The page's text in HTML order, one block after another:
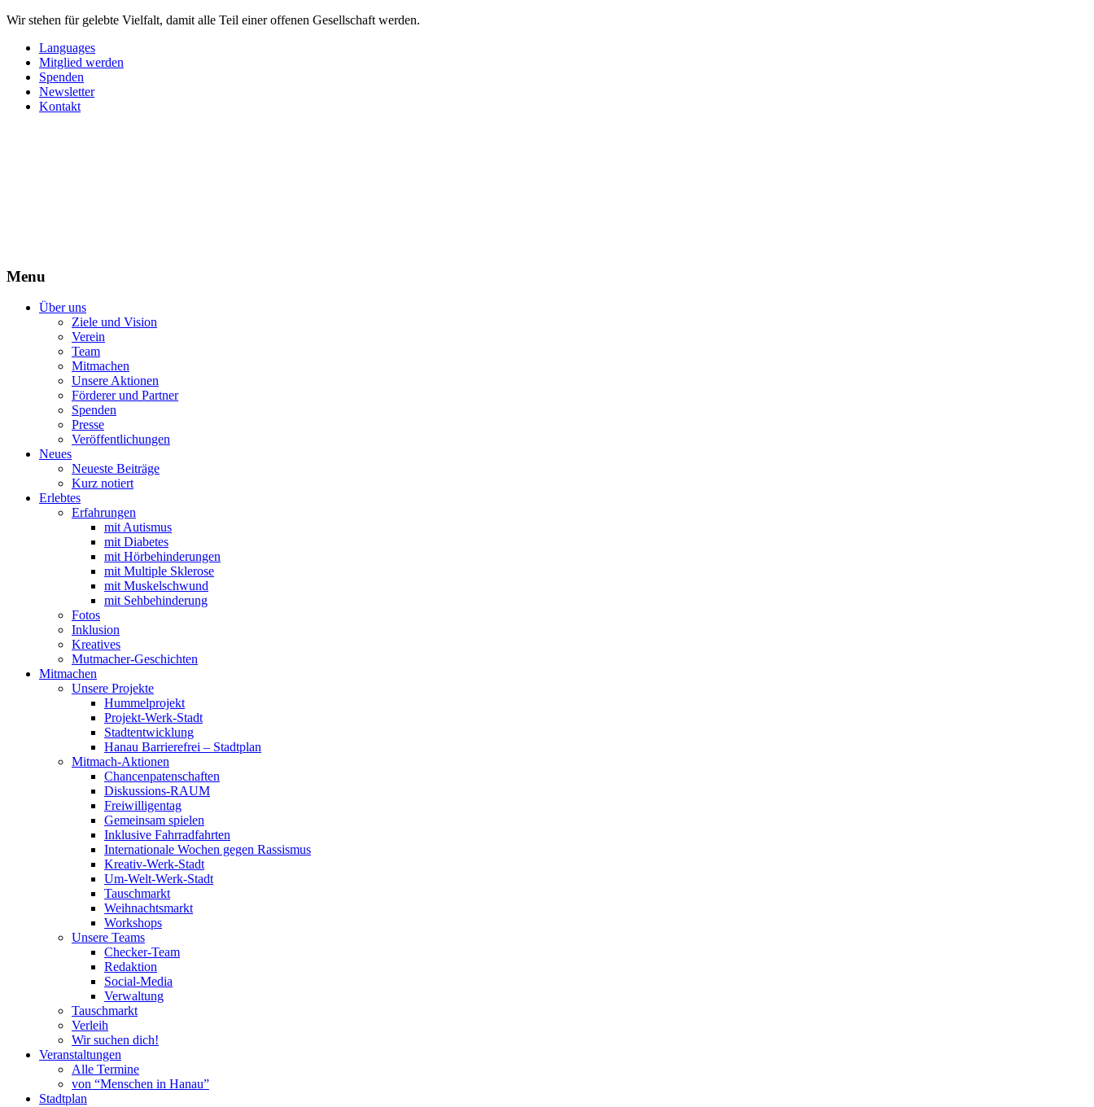
Wir stehen für gelebte Vielfalt, damit alle Teil einer offenen Gesellschaft werden.
Languages
Mitglied werden
Spenden
Newsletter
Kontakt
Menu
Über uns
Ziele und Vision
Verein
Team
Mitmachen
Unsere Aktionen
Förderer und Partner
Spenden
Presse
Veröffentlichungen
Neues
Neueste Beiträge
Kurz notiert
Erlebtes
Erfahrungen
mit Autismus
mit Diabetes
mit Hörbehinderungen
mit Multiple Sklerose
mit Muskelschwund
mit Sehbehinderung
Fotos
Inklusion
Kreatives
Mutmacher-Geschichten
Mitmachen
Unsere Projekte
Hummelprojekt
Projekt-Werk-Stadt
Stadtentwicklung
Hanau Barrierefrei – Stadtplan
Mitmach-Aktionen
Chancenpatenschaften
Diskussions-RAUM
Freiwilligentag
Gemeinsam spielen
Inklusive Fahrradfahrten
Internationale Wochen gegen Rassismus
Kreativ-Werk-Stadt
Um-Welt-Werk-Stadt
Tauschmarkt
Weihnachtsmarkt
Workshops
Unsere Teams
Checker-Team
Redaktion
Social-Media
Verwaltung
Tauschmarkt
Verleih
Wir suchen dich!
Veranstaltungen
Alle Termine
von “Menschen in Hanau”
Stadtplan